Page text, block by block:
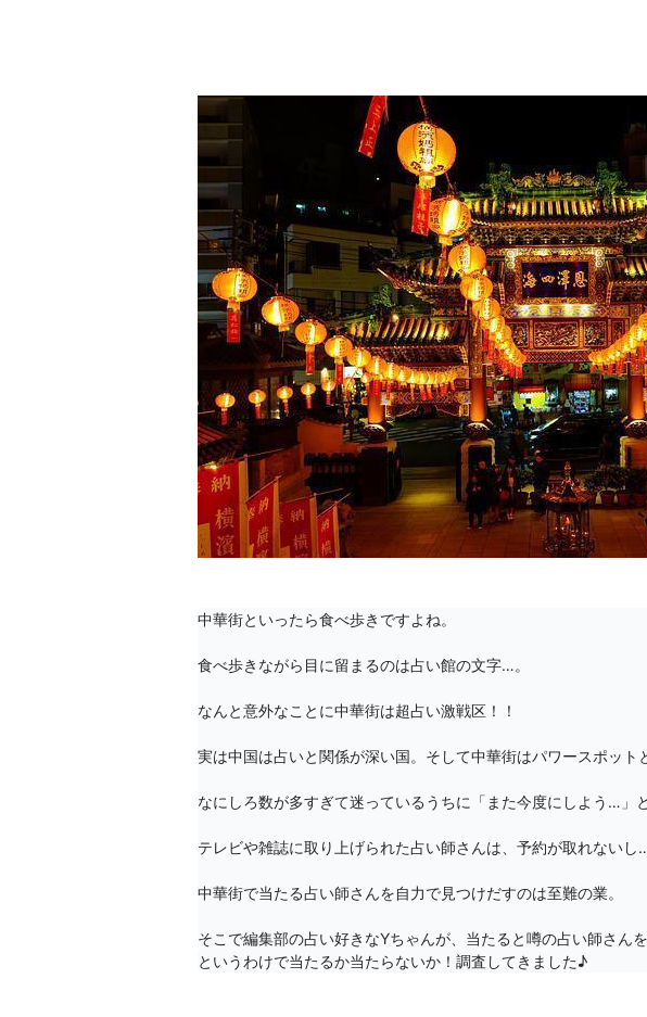
中華街といったら食べ歩きですよね。
食べ歩きながら目に留まるのは占い館の文字…。
なんと意外なことに中華街は超占い激戦区！！
実は中国は占いと関係が深い国。そして中華街はパワースポット
なにしろ数が多すぎて迷っているうちに「また今度にしよう…」
テレビや雑誌に取り上げられた占い師さんは、予約が取れないし…
中華街で当たる占い師さんを自力で見つけだすのは至難の業。
そこで編集部の占い好きなYちゃんが、当たると噂の占い師さん
というわけで当たるか当たらないか！調査してきました♪